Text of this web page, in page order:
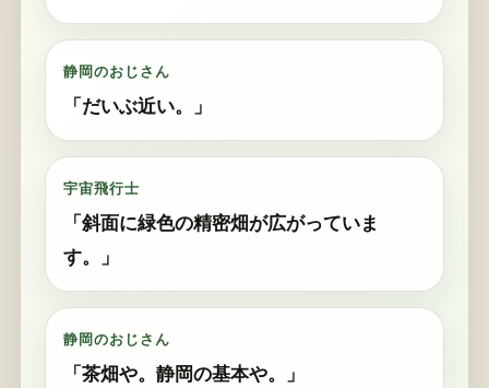
静岡のおじさん
「だいぶ近い。」
宇宙飛行士
「斜面に緑色の精密畑が広がっていま
す。」
静岡のおじさん
「茶畑や。静岡の基本や。」